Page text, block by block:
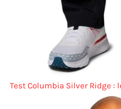
Test Columbia Silver Ridge :